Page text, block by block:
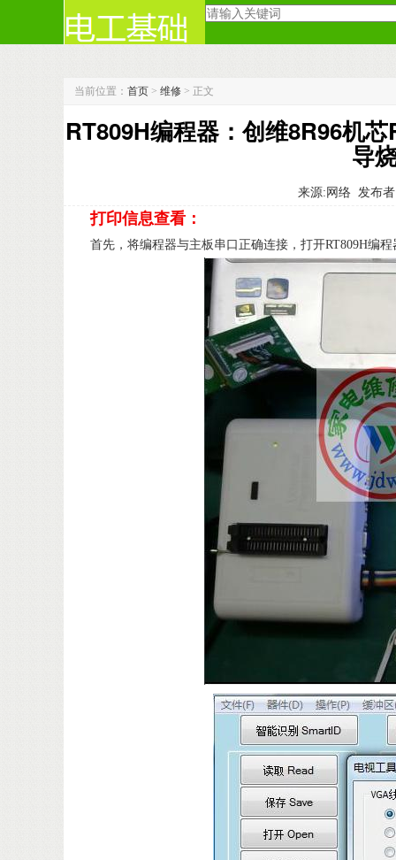
当前位置： 首页 > 维修 > 正文
RT809H编程器：创维8R96机
导
来源:网络 发布
打印信息查看：
首先，将编程器与主板串口正确连接，打开RT809H编